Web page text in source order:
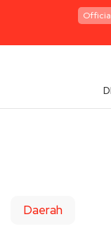
Daerah